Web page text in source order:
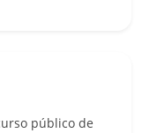
público de